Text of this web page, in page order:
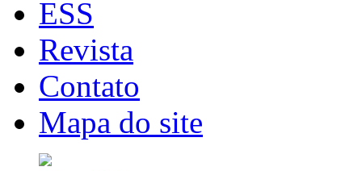
ESS
Revista
Contato
Mapa do site